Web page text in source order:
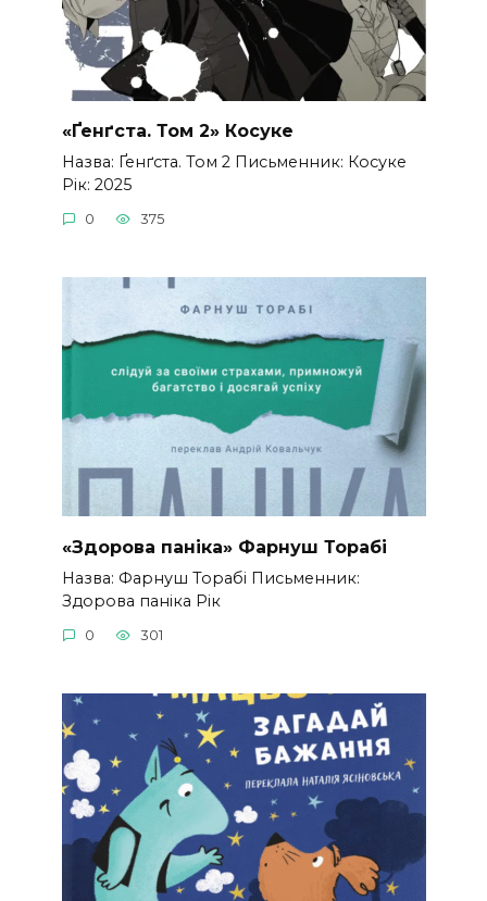
«Ґенґста. Том 2» Косуке
Назва: Ґенґста. Том 2 Письменник: Косуке
Рік: 2025
0 375
«Здорова паніка» Фарнуш Торабі
Назва: Фарнуш Торабі Письменник:
Здорова паніка Рік
0 301